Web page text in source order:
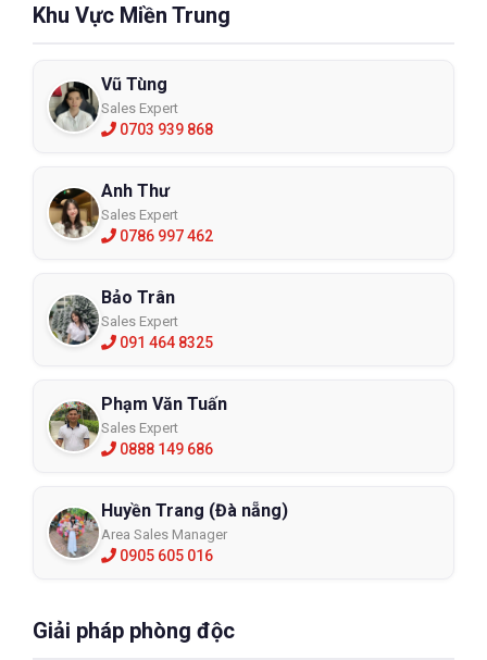
Khu Vực Miền Trung
Vũ Tùng
Sales Expert
0703 939 868
Anh Thư
Sales Expert
0786 997 462
Bảo Trân
Sales Expert
091 464 8325
Phạm Văn Tuấn
Sales Expert
0888 149 686
Huyền Trang (Đà nẵng)
Area Sales Manager
0905 605 016
Giải pháp phòng độc